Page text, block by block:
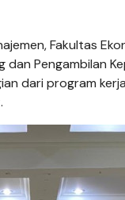
Fakultas
Pengambilan
dari program